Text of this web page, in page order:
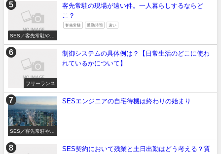
SES／客先常駐やめ
客先常駐の現場が遠い件。一人暮らしするならど
こ？
客先常駐 通勤時間 遠い
フリーランス
制御システムの具体例は？【日常生活のどこに使わ
れているかについて】
SES／客先常駐やめ
SESエンジニアの自宅待機は終わりの始まり
SES契約において残業と土日出勤はどう考える？質